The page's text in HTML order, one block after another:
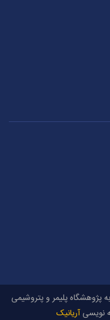
پلیمر و پتروشیمی
نویسیآریانیک